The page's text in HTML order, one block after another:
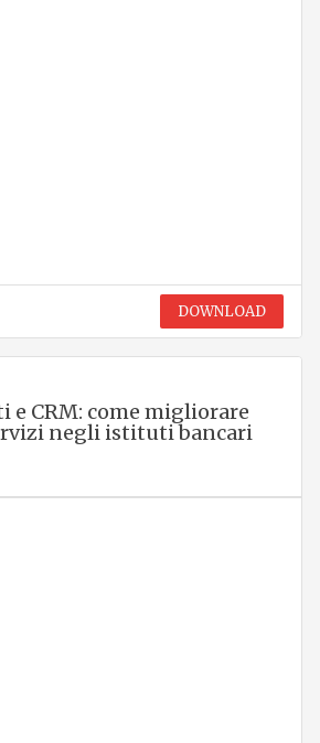
DOWNLOAD
e CRM: come migliorare
negli istituti bancari